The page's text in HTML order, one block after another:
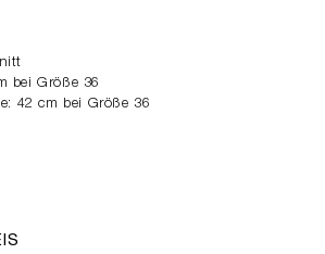
bei Größe 36
42 cm bei Größe 36